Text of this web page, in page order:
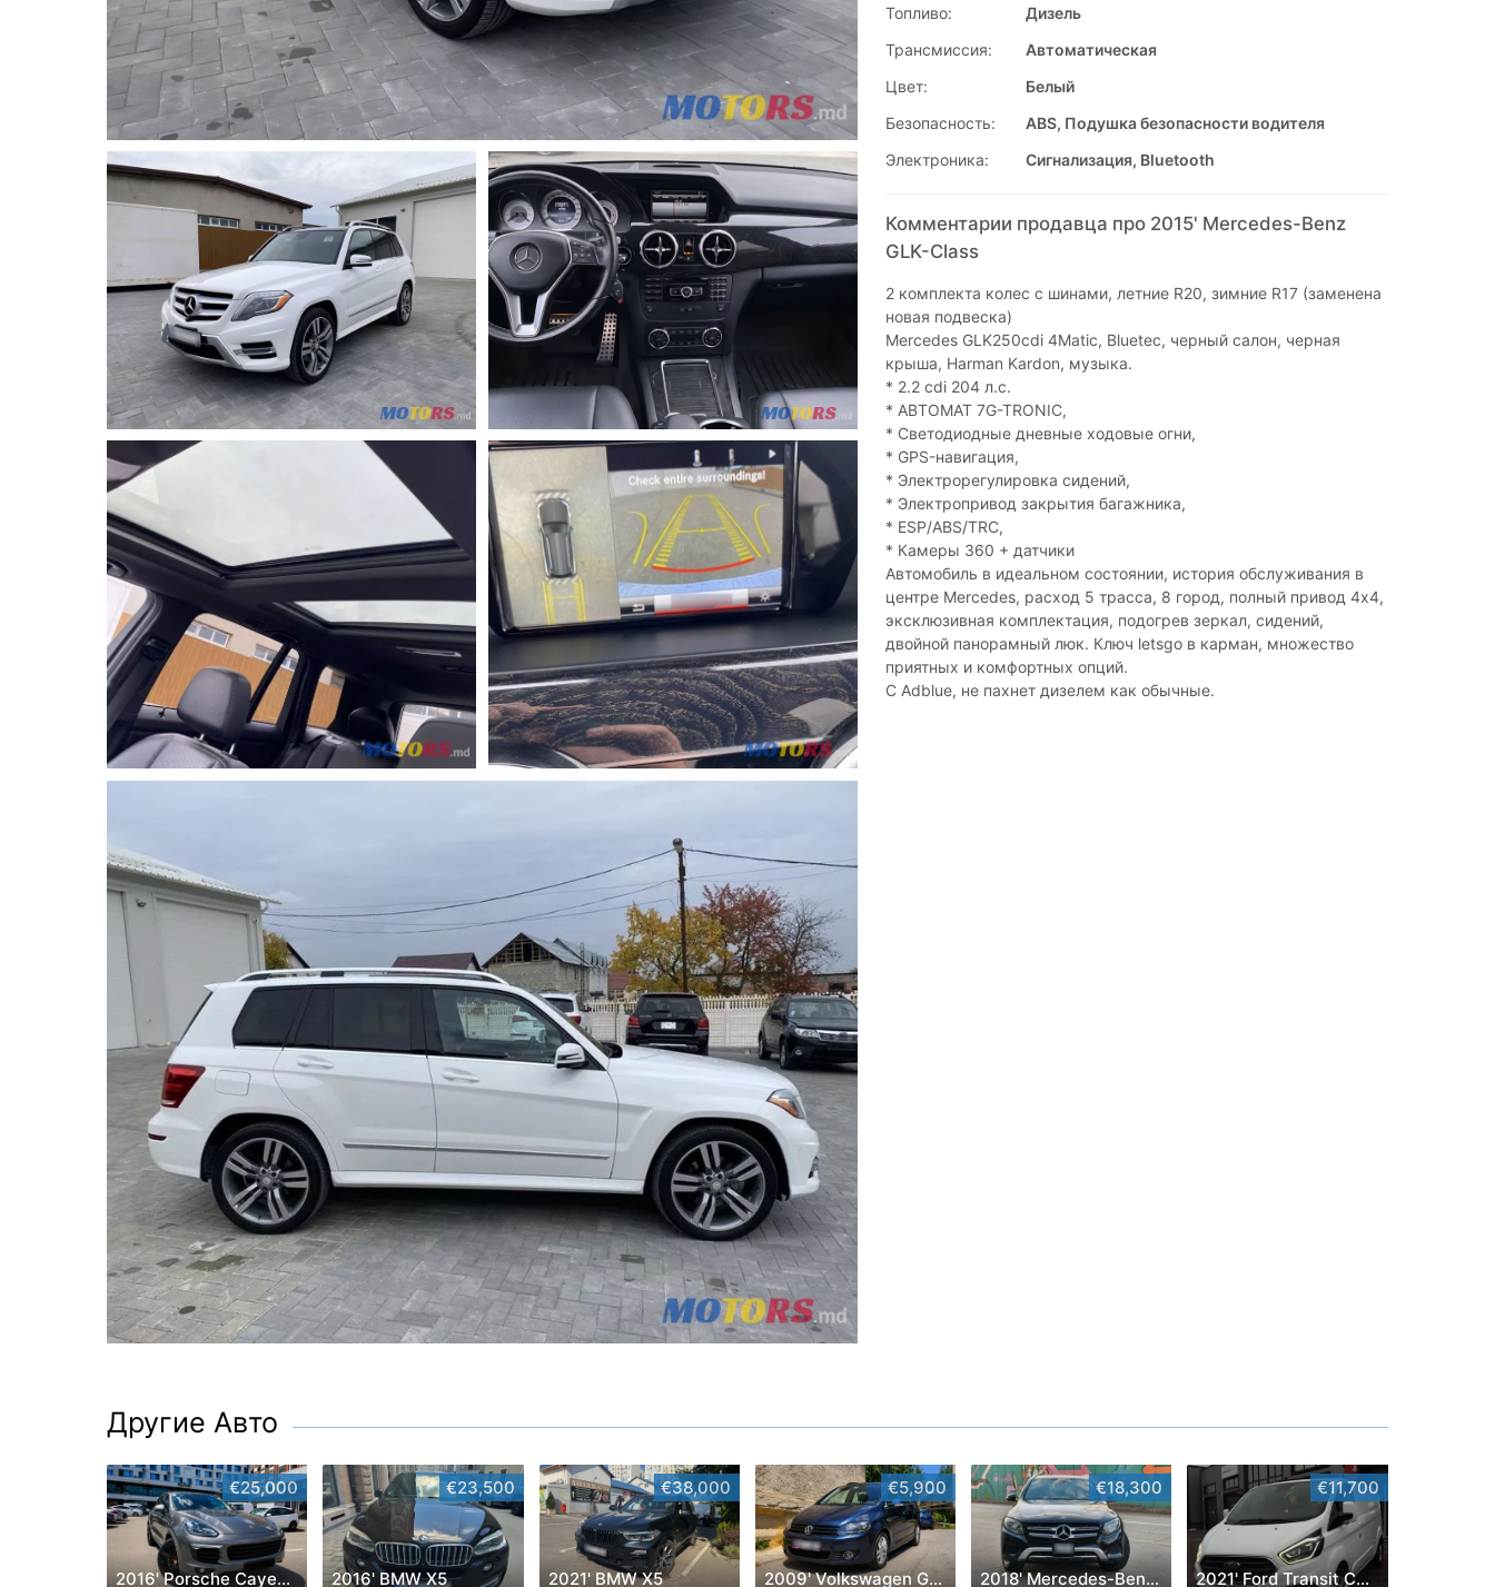
Топливо:
Дизель
Трансмиссия:
Автоматическая
Цвет:
Белый
Безопасность:
ABS, Подушка безопасности водителя
Электроника:
Сигнализация, Bluetooth
Комментарии продавца про 2015' Mercedes-Benz
GLK-Class
2 комплекта колес с шинами, летние R20, зимние R17 (заменена
новая подвеска)
Mercedes GLK250cdi 4Matic, Bluetec, черный салон, черная
крыша, Harman Kardon, музыка.
* 2.2 cdi 204 л.с.
* АВТОМАТ 7G-TRONIC,
* Светодиодные дневные ходовые огни,
* GPS-навигация,
* Электрорегулировка сидений,
* Электропривод закрытия багажника,
* ESP/ABS/TRC,
* Камеры 360 + датчики
Автомобиль в идеальном состоянии, история обслуживания в
центре Mercedes, расход 5 трасса, 8 город, полный привод 4x4,
эксклюзивная комплектация, подогрев зеркал, сидений,
двойной панорамный люк. Ключ letsgo в карман, множество
приятных и комфортных опций.
С Adblue, не пахнет дизелем как обычные.
Другие Авто
€25,000
2016' Porsche Cayenne
€23,500
2016' BMW X5
€38,000
2021' BMW X5
€5,900
2009' Volkswagen Golf Plus
€18,300
2018' Mercedes-Benz GLC
€11,700
2021' Ford Transit Custom